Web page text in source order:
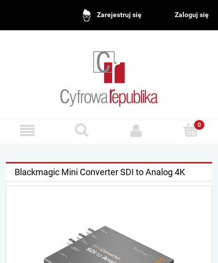
Zarejestruj się Zaloguj się
Blackmagic Mini Converter SDI to Analog 4K